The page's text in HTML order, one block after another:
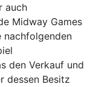
auch
Midway Games
nachfolgenden
den Verkauf und
dessen Besitz